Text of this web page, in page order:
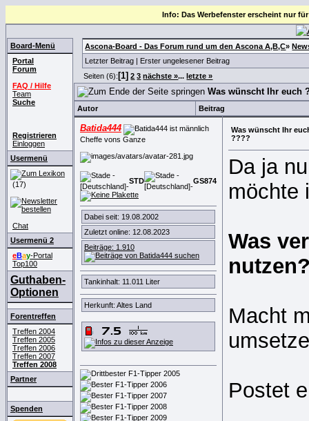
Info: Das Werbefenster erscheint nur
Board-Menü
Portal
Forum
FAQ / Hilfe
Team
Suche
Registrieren
Einloggen
Usermenü
(17)
Chat
Usermenü 2
eBay-Portal
Top100
Guthaben-
Optionen
Forentreffen
Treffen 2004
Treffen 2005
Treffen 2006
Treffen 2007
Treffen 2008
Partner
Spenden
Ascona-Board - Das Forum rund um den Ascona A,B,C»
Letzter Beitrag
Erster ungelesener Beitrag
Seiten (6): [1] 2 3 nächste »... letzte »
Was wünscht Ihr euch
Autor Beitrag
Batida444
Cheffe vons Ganze
STD GS874
Dabei seit: 19.08.2002
Zuletzt online: 12.08.2023
Beiträge: 1.910
Tankinhalt: 11.011 Liter
Herkunft: Altes Land
Was wünscht Ihr
????
Da ja
möchte
Was
Macht
Postet